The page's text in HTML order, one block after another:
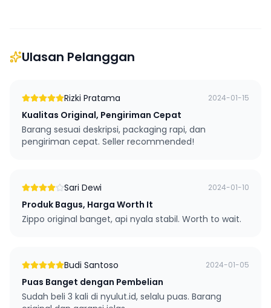
Ulasan Pelanggan
Rizki Pratama 2024-01-15
Kualitas Original, Pengiriman Cepat
Barang sesuai deskripsi, packaging rapi, dan
pengiriman cepat. Seller recommended!
Sari Dewi 2024-01-10
Produk Bagus, Harga Worth It
Zippo original banget, api nyala stabil. Worth to wait.
Budi Santoso 2024-01-05
Puas Banget dengan Pembelian
Sudah beli 3 kali di nyulut.id, selalu puas. Barang